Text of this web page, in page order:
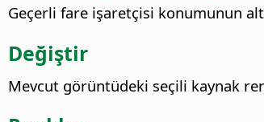
Geçerli fare işaretçisi konumunun
Değiştir
Mevcut görüntüdeki seçili kaynak